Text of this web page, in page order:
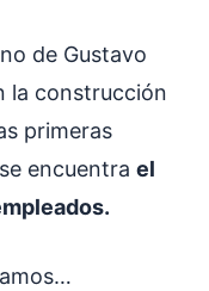
de Gustavo
la construcción
primeras
encuentra el